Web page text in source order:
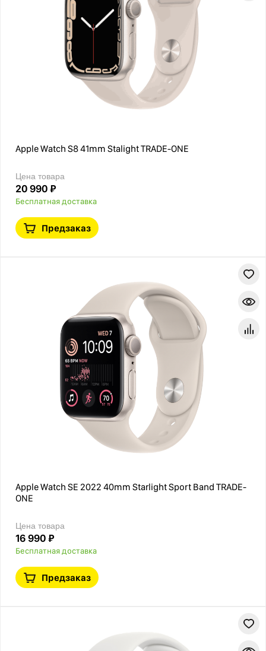
Apple Watch S8 41mm Stalight TRADE-ONE
Цена товара
20 990 ₽
Бесплатная доставка
Предзаказ
Apple Watch SE 2022 40mm Starlight Sport Band TRADE-
ONE
Цена товара
16 990 ₽
Бесплатная доставка
Предзаказ